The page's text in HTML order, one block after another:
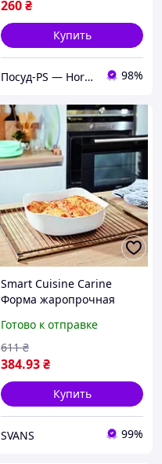
260₴
Купить
Посуд-PS — Horeca Посуда Подарки 98%
Smart Cuisine Carine
Форма жаропрочная
Готово к отправке
384.93₴
611 ₴
Купить
SVANS 99%